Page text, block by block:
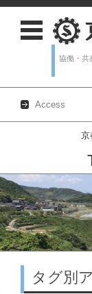
協働・共
Access
京
コンテンツに移動
タグ別